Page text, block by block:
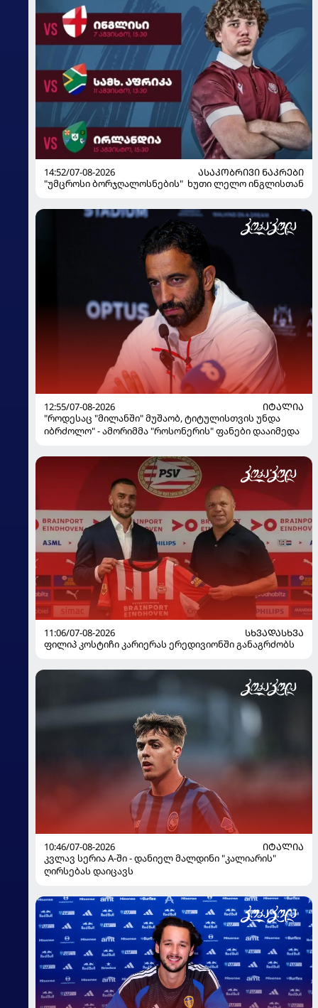
14:52/07-08-2026
ᲐᲡᲐᲙᲝᲑᲠᲘᲕᲘ ᲜᲐᲙᲠᲔᲑᲘ
"უმცროსი ბორჯღალოსნების" ხუთი ლელო ინგლისთან
12:55/07-08-2026
ᲘᲢᲐᲚᲘᲐ
"როდესაც "მილანში" მუშაობ, ტიტულისთვის უნდა
იბრძოლო" - ამორიმმა "როსონერის" ფანები დააიმედა
11:06/07-08-2026
ᲡᲮᲕᲐᲓᲐᲡᲮᲕᲐ
ფილიპ კოსტიჩი კარიერას ერედივიონში განაგრძობს
10:46/07-08-2026
ᲘᲢᲐᲚᲘᲐ
კვლავ სერია A-ში - დანიელ მალდინი "კალიარის"
ღირსებას დაიცავს